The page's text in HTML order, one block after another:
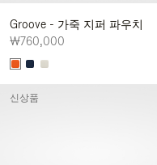
Groove - 가죽 지퍼 파우치
₩760,000
신상품